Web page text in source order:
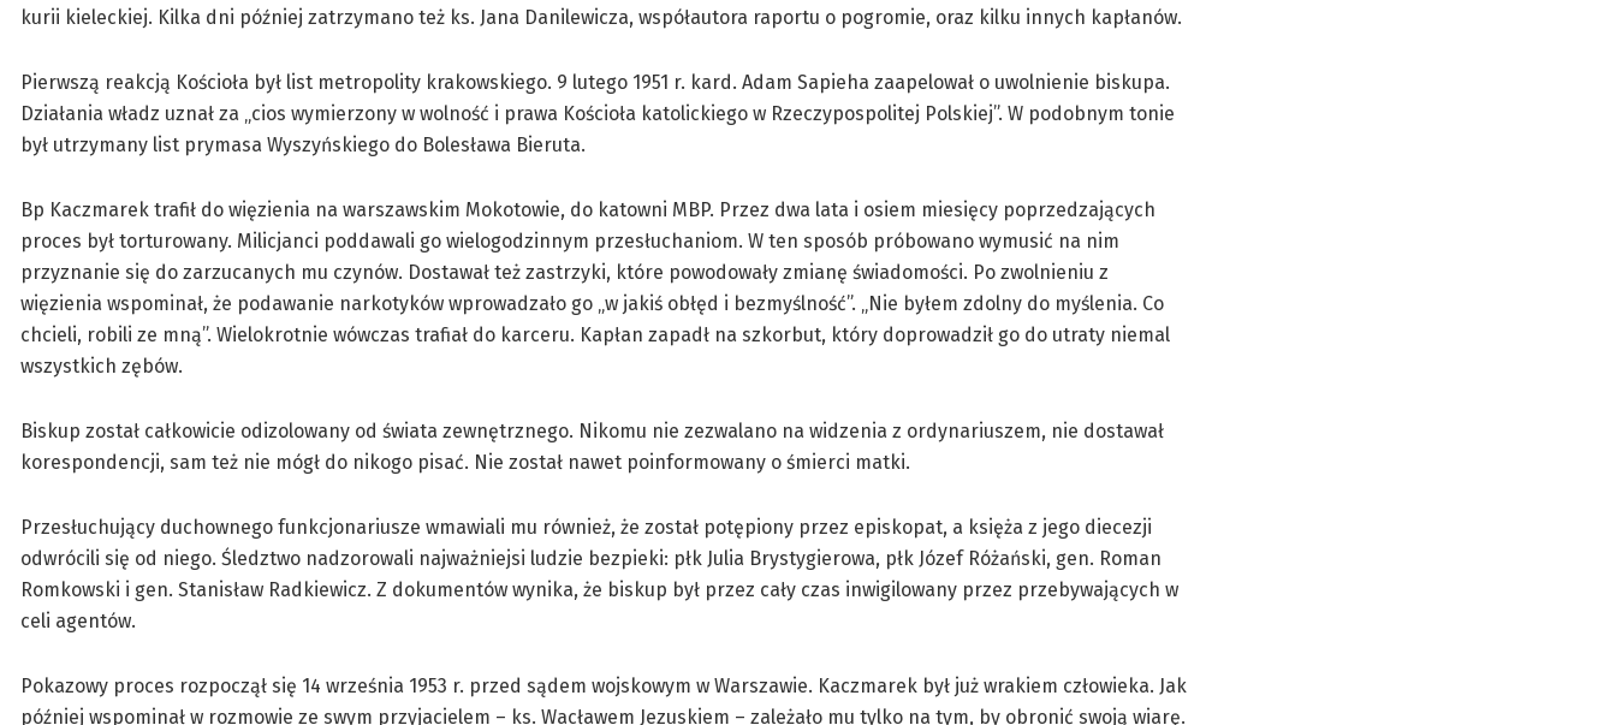
kurii kieleckiej. Kilka dni później zatrzymano też ks. Jana Danilewicza, współautora raportu o pogromie, oraz kilku innych kapłanów.
Pierwszą reakcją Kościoła był list metropolity krakowskiego. 9 lutego 1951 r. kard. Adam Sapieha zaapelował o uwolnienie biskupa.
Działania władz uznał za „cios wymierzony w wolność i prawa Kościoła katolickiego w Rzeczypospolitej Polskiej”. W podobnym tonie
był utrzymany list prymasa Wyszyńskiego do Bolesława Bieruta.
Bp Kaczmarek trafił do więzienia na warszawskim Mokotowie, do katowni MBP. Przez dwa lata i osiem miesięcy poprzedzających
proces był torturowany. Milicjanci poddawali go wielogodzinnym przesłuchaniom. W ten sposób próbowano wymusić na nim
przyznanie się do zarzucanych mu czynów. Dostawał też zastrzyki, które powodowały zmianę świadomości. Po zwolnieniu z
więzienia wspominał, że podawanie narkotyków wprowadzało go „w jakiś obłęd i bezmyślność”. „Nie byłem zdolny do myślenia. Co
chcieli, robili ze mną”. Wielokrotnie wówczas trafiał do karceru. Kapłan zapadł na szkorbut, który doprowadził go do utraty niemal
wszystkich zębów.
Biskup został całkowicie odizolowany od świata zewnętrznego. Nikomu nie zezwalano na widzenia z ordynariuszem, nie dostawał
korespondencji, sam też nie mógł do nikogo pisać. Nie został nawet poinformowany o śmierci matki.
Przesłuchujący duchownego funkcjonariusze wmawiali mu również, że został potępiony przez episkopat, a księża z jego diecezji
odwrócili się od niego. Śledztwo nadzorowali najważniejsi ludzie bezpieki: płk Julia Brystygierowa, płk Józef Różański, gen. Roman
Romkowski i gen. Stanisław Radkiewicz. Z dokumentów wynika, że biskup był przez cały czas inwigilowany przez przebywających w
celi agentów.
Pokazowy proces rozpoczął się 14 września 1953 r. przed sądem wojskowym w Warszawie. Kaczmarek był już wrakiem człowieka. Jak
później wspominał w rozmowie ze swym przyjacielem – ks. Wacławem Jezuskiem – zależało mu tylko na tym, by obronić swoją wiarę.